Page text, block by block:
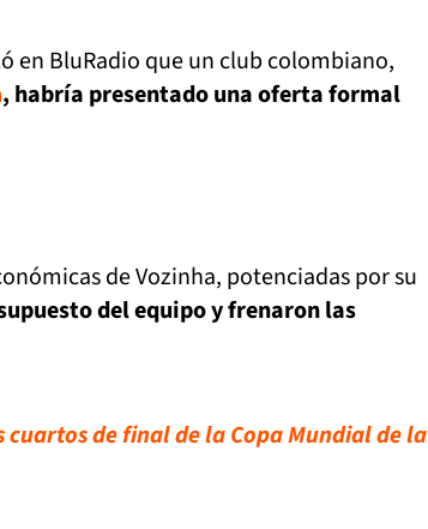
en BluRadio que un club colombiano,
, habría presentado una oferta formal
de Vozinha, potenciadas por su
del equipo y frenaron las
de final de la Copa Mundial de la